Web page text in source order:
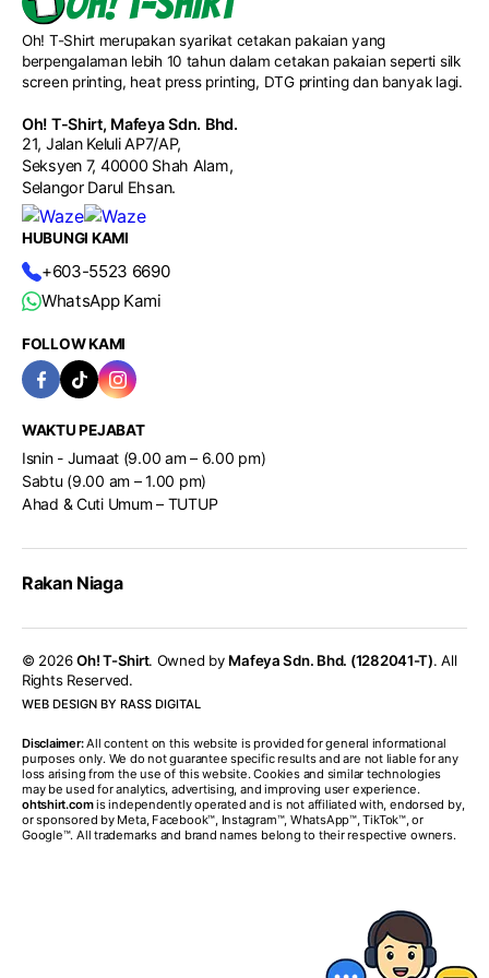
custom di seluruh Malaysia.
mengikut konsep program, identiti syarikat dan bajet
pelanggan bagi menghasilkan hadiah korporat yang lebih
eksklusif serta profesional.
Oh! T-Shirt merupakan syarikat cetakan pakaian yang
berpengalaman lebih 10 tahun dalam cetakan pakaian seperti silk
screen printing, heat press printing, DTG printing dan banyak lagi.
Oh! T-Shirt, Mafeya Sdn. Bhd.
21, Jalan Keluli AP7/AP,
Seksyen 7, 40000 Shah Alam,
Selangor Darul Ehsan.
HUBUNGI KAMI
+603-5523 6690
WhatsApp Kami
FOLLOW KAMI
WAKTU PEJABAT
Isnin - Jumaat (9.00 am – 6.00 pm)
Sabtu (9.00 am – 1.00 pm)
Ahad & Cuti Umum – TUTUP
Rakan Niaga
© 2026Oh! T-Shirt. Owned by Mafeya Sdn. Bhd. (1282041-T). All
Rights Reserved.
WEB DESIGN BY RASS DIGITAL
Disclaimer:All content on this website is provided for general informational
purposes only. We do not guarantee specific results and are not liable for any
loss arising from the use of this website. Cookies and similar technologies
may be used for analytics, advertising, and improving user experience.
ohtshirt.comis independently operated and is not affiliated with, endorsed by,
or sponsored by Meta, Facebook™, Instagram™, WhatsApp™, TikTok™, or
Google™. All trademarks and brand names belong to their respective owners.